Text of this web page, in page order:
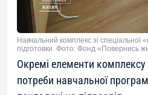
Навчальний комплекс зі спеціальної
підготовки. Фото: Фонд «Повернись
Окремі елементи
потреби навчальної